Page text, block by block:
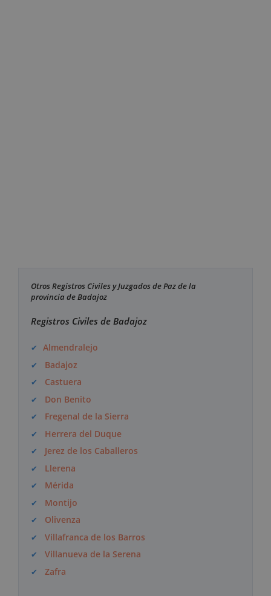
Otros Registros Civiles y Juzgados de Paz de la
provincia de Badajoz
Registros Civiles de Badajoz
Almendralejo
Badajoz
Castuera
Don Benito
Fregenal de la Sierra
Herrera del Duque
Jerez de los Caballeros
Llerena
Mérida
Montijo
Olivenza
Villafranca de los Barros
Villanueva de la Serena
Zafra